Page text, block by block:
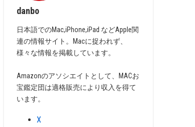
danbo
日本語でのMac,iPhone,iPad などApple関
連の情報サイト。Macに捉われず、
様々な情報を掲載しています。
Amazonのアソシエイトとして、MACお
宝鑑定団は適格販売により収入を得て
います。
X